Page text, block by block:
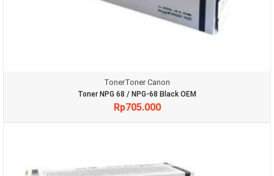
TonerToner Canon
Toner NPG 68 / NPG-68 Black OEM
Rp705.000